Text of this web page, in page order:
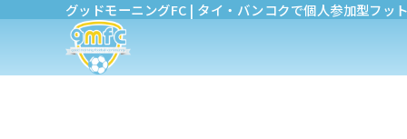
グッドモーニングFC | タイ・バンコクで個人参加型フッ